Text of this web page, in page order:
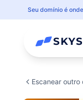
Seu domínio é
Escanear outro